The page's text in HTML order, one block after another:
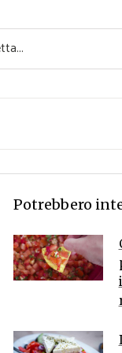
Utility
Alimenti
Rumors
Potrebbero